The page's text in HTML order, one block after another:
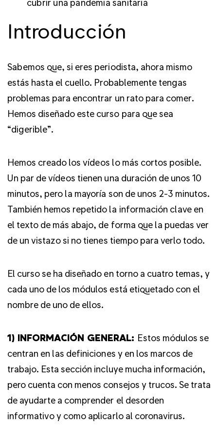
cubrir una pandemia sanitaria
Introducción
Sabemos que, si eres periodista, ahora mismo
estás hasta el cuello. Probablemente tengas
problemas para encontrar un rato para comer.
Hemos diseñado este curso para que sea
“digerible”.
Hemos creado los vídeos lo más cortos posible.
Un par de vídeos tienen una duración de unos 10
minutos, pero la mayoría son de unos 2-3 minutos.
También hemos repetido la información clave en
el texto de más abajo, de forma que la puedas ver
de un vistazo si no tienes tiempo para verlo todo.
El curso se ha diseñado en torno a cuatro temas, y
cada uno de los módulos está etiquetado con el
nombre de uno de ellos.
1) INFORMACIÓN GENERAL: Estos módulos se
centran en las definiciones y en los marcos de
trabajo. Esta sección incluye mucha información,
pero cuenta con menos consejos y trucos. Se trata
de ayudarte a comprender el desorden
informativo y como aplicarlo al coronavirus.